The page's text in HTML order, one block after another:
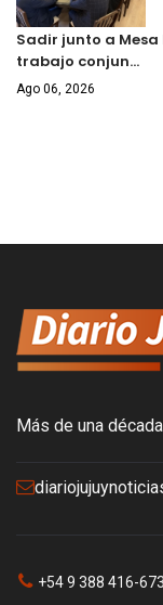
Sadir junto a
trabajo conjun…
Ago 06, 2026
Más de una
+54 9 388 416-